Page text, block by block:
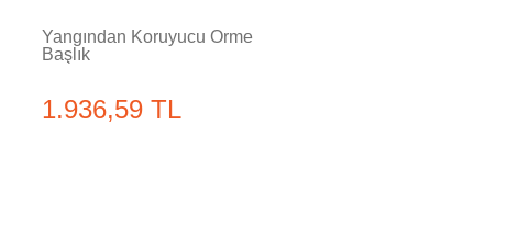
Yangından Koruyucu Örme
Başlık
1.936,59 TL